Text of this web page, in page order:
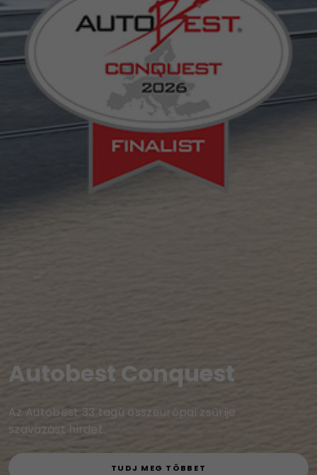
Autobest Conquest
Az Autobest 33 tagú összeurópai zsűrije
szavazást hirdet.
TUDJ MEG TÖBBET